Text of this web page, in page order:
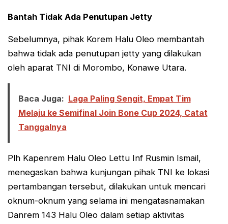
Bantah Tidak Ada Penutupan Jetty
Sebelumnya, pihak Korem Halu Oleo membantah
bahwa tidak ada penutupan jetty yang dilakukan
oleh aparat TNI di Morombo, Konawe Utara.
Baca Juga: Laga Paling Sengit, Empat Tim
Melaju ke Semifinal Join Bone Cup 2024, Catat
Tanggalnya
Plh Kapenrem Halu Oleo Lettu Inf Rusmin Ismail,
menegaskan bahwa kunjungan pihak TNI ke lokasi
pertambangan tersebut, dilakukan untuk mencari
oknum-oknum yang selama ini mengatasnamakan
Danrem 143 Halu Oleo dalam setiap aktivitas